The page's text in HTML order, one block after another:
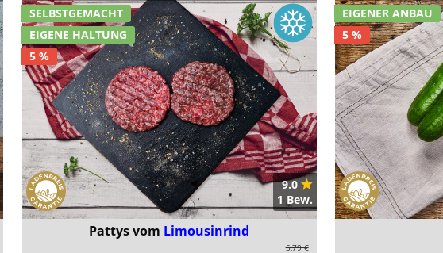
SELBSTGEMACHT
EIGENE HALTUNG
5 %
9.0
1 Bew.
Pattys vom Limousinrind
5,79 €
EIGENER ANBAU
5 %